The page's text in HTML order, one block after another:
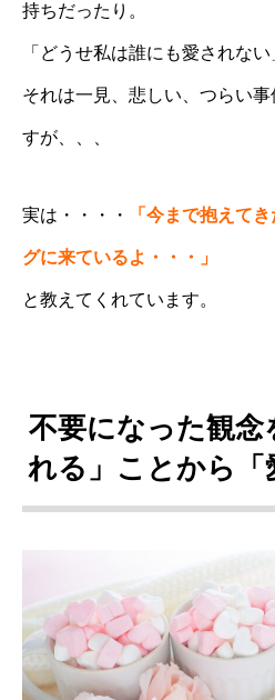
持ちだったり。
「どうせ私は誰にも愛されな
それは一見、悲しい、つらい
すが、、、
実は・・・・ 「今まで抱えて
グに来ているよ・・・」
と教えてくれています。
不要になった観念
れる」ことから「